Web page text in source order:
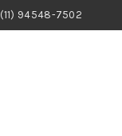
(11) 94548-7502